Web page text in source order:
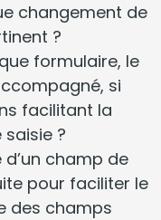
changement de
?
formulaire, le
si
facilitant la
?
d’un champ de
pour faciliter le
des champs